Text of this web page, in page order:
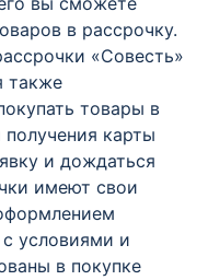
в рассрочку.
«Совесть»
также
товары в
карты
и дождаться
имеют свои
условиями и
в покупке